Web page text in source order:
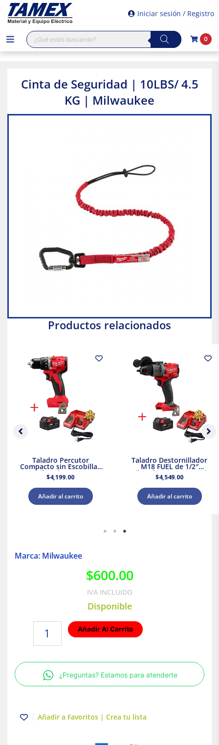
Iniciar sesión / Registro
Búsqueda
de
productos
0
Cinta de Seguridad | 10LBS/ 4.5
KG | Milwaukee
Productos relacionados
Taladro Percutor
Compacto sin Escobillas
M18 Milwaukee 3602-20 +
Kit Batería y Cargador
$4,199.00
Añadir al carrito
Taladro Destornillador
M18 FUEL de 1/2″
Milwaukee 2903-20 + Kit
Bateria y Cargador
$4,549.00
Añadir al carrito
Marca: Milwaukee
$600.00
IVA INCLUIDO
Disponible
Seguridad
10LBS/
4.5
KG
cantidad
Añadir Al Carrito
¿Preguntas? Estamos para atenderte
Añadir a Favoritos | Crea tu lista